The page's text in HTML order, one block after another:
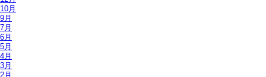
10月
9月
7月
6月
5月
4月
3月
2月